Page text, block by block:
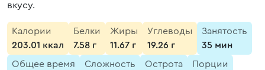
вкусу.
Калории
203.01 ккал
Белки
7.58 г
Жиры
11.67 г
Углеводы
19.26 г
Занятость
35 мин
Общее время
Сложность
Острота
Порции